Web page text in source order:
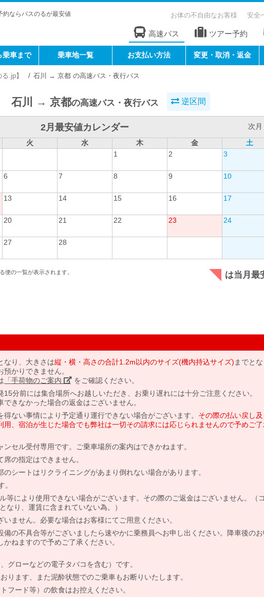
約ならバスのるが最安値 お体の不自由なお客様 安全
高速バス ツアー予約
乗車まで 乗車地一覧 お支払い方法 変更・取消・返金
.jp】 石川 → 京都 の高速バス・夜行バス
石川 → 京都の高速バス・夜行バス 逆区間
2月最安値カレンダー
次月
火 水 木 金
土
1
2 3
6 7 8 9 10
13 14 15 16 17
20 21 22 23 24
27 28
便の一覧が表示されます。 は当月最
なり、大きさは縦・横・高さの合計1.2m以内のサイズ(機内持込サイズ) までと
かりできません。
「手荷物のご案内」 をご確認ください。
分前には集合場所へお越しいただき、お乗り遅れには十分ご注意ください。
きなかった場合の返金はございません。
ない事情により予定通り運行できない場合がございます。 その際の払い戻し及
用、宿泊が生じた場合でも弊社は一切その請求には応じられませんので予めご
セル受付専用です。ご乗車場所の案内はできかねます。
の指定はできません。
シートはリクライニングがあまり倒れない場合があります。
。
等により使用できない場合がございます。その際のご返金はございません。（
なり、運賃に含まれていない為。）
ません。必要な場合はお客様にてご用意ください。
備の不具合等がございましたら速やかに乗務員へお申し出ください。降車後の
ねますので予めご了承ください。
グローなどの電子タバコを含む）です。
ります、また泥酔状態でのご乗車もお断りいたします。
フード等）の飲食はお控えください。